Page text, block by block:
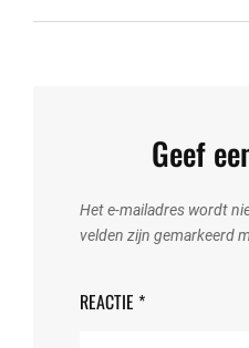
Geef
Het e-mailadres wordt
velden zijn gemarkeerd
REACTIE *